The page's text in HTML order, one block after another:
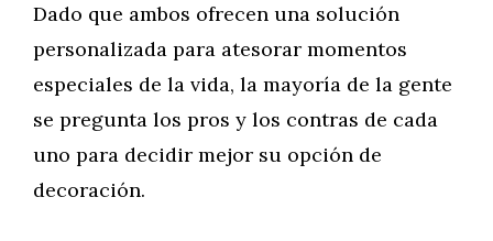
Dado que ambos ofrecen una solución
personalizada para atesorar momentos
especiales de la vida, la mayoría de la gente
se pregunta los pros y los contras de cada
uno para decidir mejor su opción de
decoración.